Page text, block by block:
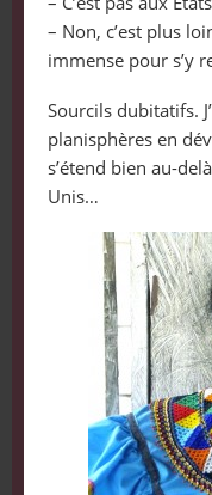
– Non, c’est plus
immense pour s’y
Sourcils dubitatifs.
planisphères en
s’étend bien au-
Unis…